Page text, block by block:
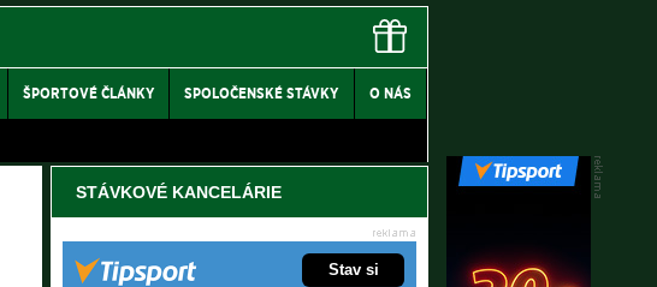
ŠPORTOVÉ ČLÁNKY SPOLOČENSKÉ STÁVKY O NÁS
STÁVKOVÉ KANCELÁRIE
Stav si